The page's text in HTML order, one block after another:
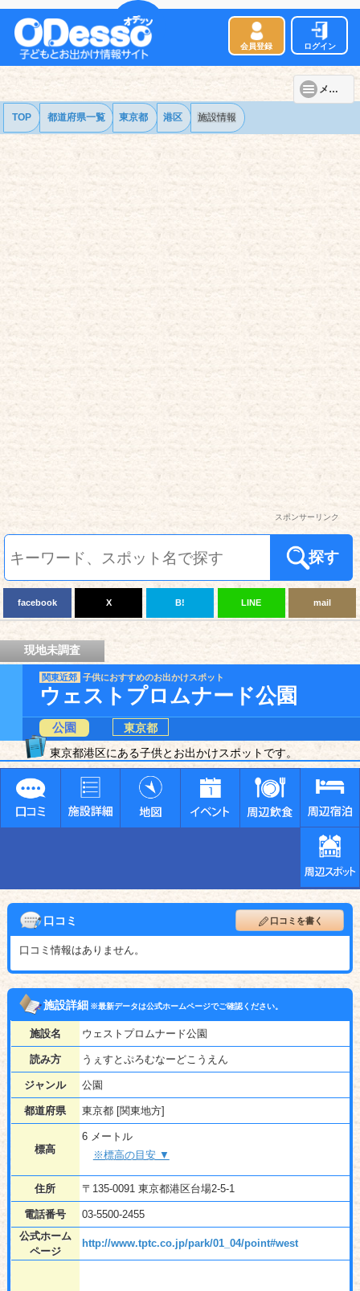
会員登録 ログイン
メニュー
TOP 都道府県一覧 東京都 港区 施設情報
スポンサーリンク
探す
facebook X B! LINE mail
現地未調査
関東近郊 子供におすすめのお出かけスポット
ウェストプロムナード公園
公園
東京都
東京都港区にある子供とお出かけスポットです。
口コミ 口コミを書く
口コミ情報はありません。
施設詳細※最新データは公式ホームページでご確認ください。
施設名 ウェストプロムナード公園
読み方 うぇすとぷろむなーどこうえん
ジャンル 公園
都道府県 東京都 [関東地方]
標高
6 メートル
※標高の目安 ▼
住所 〒135-0091 東京都港区台場2-5-1
電話番号
03-5500-2455
公式ホーム
ページ
http://www.tptc.co.jp/park/01_04/point#west